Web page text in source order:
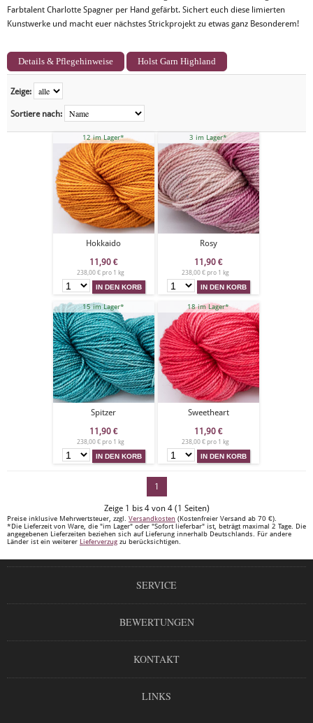
Farbtalent Charlotte Spagner per Hand gefärbt. Sichert euch diese limierten
Kunstwerke und macht euer nächstes Strickprojekt zu etwas ganz Besonderem!
Details & Pflegehinweise Holst Garn Highland
Zeige:
Sortiere nach:
12 im Lager*
Hokkaido
11,90 €
238,00 € pro 1 kg
3 im Lager*
Rosy
11,90 €
238,00 € pro 1 kg
15 im Lager*
Spitzer
11,90 €
238,00 € pro 1 kg
18 im Lager*
Sweetheart
11,90 €
238,00 € pro 1 kg
1
Zeige 1 bis 4 von 4 (1 Seiten)
Preise inklusive Mehrwertsteuer, zzgl. Versandkosten (Kostenfreier Versand ab 70 €).
*Die Lieferzeit von Ware, die "im Lager" oder "Sofort lieferbar" ist, beträgt maximal 2 Tage. Die
angegebenen Lieferzeiten beziehen sich auf Lieferung innerhalb Deutschlands. Für andere
Länder ist ein weiterer Lieferverzug zu berücksichtigen.
SERVICE
BEWERTUNGEN
KONTAKT
LINKS